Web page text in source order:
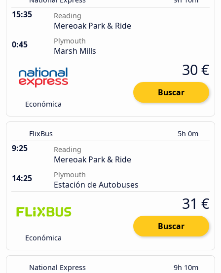
15:35 Reading
Mereoak Park & Ride
0:45
Plymouth
Marsh Mills
Económica
30 €
Buscar
FlixBus 5h 0m
9:25 Reading
Mereoak Park & Ride
14:25
Plymouth
Estación de Autobuses
Económica
31 €
Buscar
National Express 9h 10m